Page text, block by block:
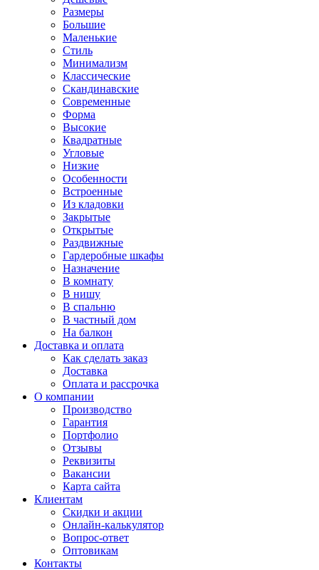
Размеры
Большие
Маленькие
Стиль
Минимализм
Классические
Скандинавские
Современные
Форма
Высокие
Квадратные
Угловые
Низкие
Особенности
Встроенные
Из кладовки
Закрытые
Открытые
Раздвижные
Гардеробные шкафы
Назначение
В комнату
В нишу
В спальню
В частный дом
На балкон
Доставка и оплата
Как сделать заказ
Доставка
Оплата и рассрочка
О компании
Производство
Гарантия
Портфолио
Отзывы
Реквизиты
Вакансии
Карта сайта
Клиентам
Скидки и акции
Онлайн-калькулятор
Вопрос-ответ
Оптовикам
Контакты